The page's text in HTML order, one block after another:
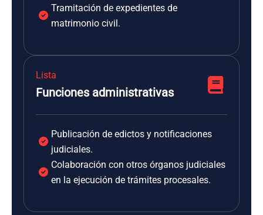
Tramitación de expedientes de
matrimonio civil.
Lista
Funciones administrativas
Publicación de edictos y notificaciones
judiciales.
Colaboración con otros órganos judiciales
en la ejecución de trámites procesales.